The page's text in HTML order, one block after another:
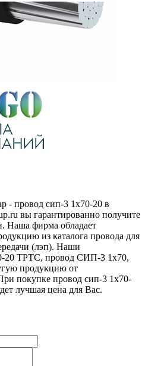
- провод сип-3 1х70-20 в
вы гарантированно получите
Наша фирма обладает
из каталога провода для
(лэп). Наши
20 ТРТС, провод СИП-3 1х70,
продукцию от
покупке провод сип-3 1х70-
лучшая цена для Вас.